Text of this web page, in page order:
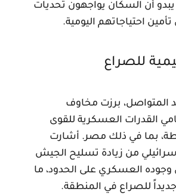
يبدو أن السكان يواجهون تحديات
احتياجاتهم اليومية.
للصراع
برزت مخاوف
القدرات العسكرية للقوى
بما في ذلك مصر. أشارت
من زيادة تسليح الجيش
العسكري على الحدود، ما
للصراع في المنطقة.